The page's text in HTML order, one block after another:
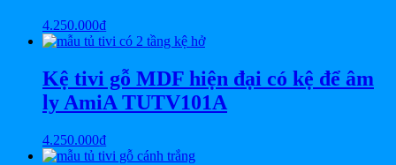
4.250.000₫
Kệ tivi gỗ MDF hiện đại có kệ để âm
ly AmiA TUTV101A
4.250.000₫